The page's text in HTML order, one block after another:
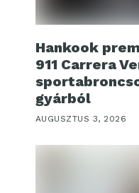
Hankook
911 Carrera
gyárból
AUGUSZTUS 3, 2026